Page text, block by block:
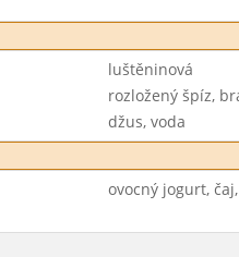
luštěninová
rozložený špíz,
džus, voda
ovocný jogurt,